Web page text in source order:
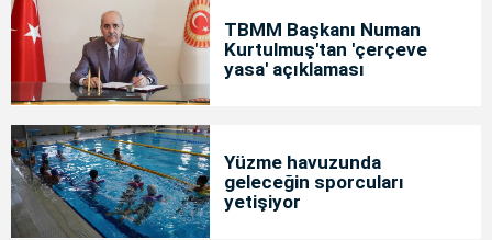
TBMM Başkanı Numan
Kurtulmuş'tan 'çerçeve
yasa' açıklaması
Yüzme havuzunda
geleceğin sporcuları
yetişiyor